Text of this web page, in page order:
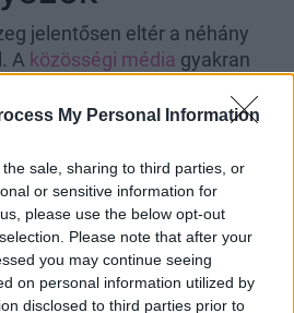
My Personal Information
sale, sharing to third parties, or
or sensitive information for
please use the below opt-out
Please note that after your
you may continue seeing
on personal information utilized by
disclosed to third parties prior to
jelentősen eltér a néhány
A közösségi média gyakran
a saját életét vagy
médiát mint erősítő
találkoznak, akik a
tűnnek tökéletes
és
azonban nem szabad
értelmezni, mert irreális